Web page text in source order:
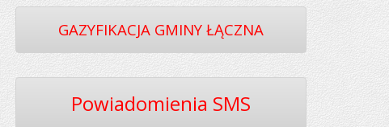
GAZYFIKACJA GMINY ŁĄCZNA
Powiadomienia SMS